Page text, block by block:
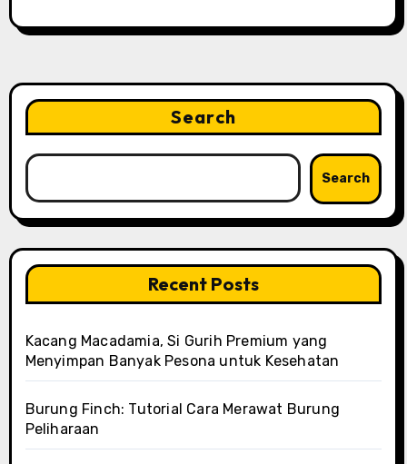
Search
Search
Recent Posts
Kacang Macadamia, Si Gurih Premium yang
Menyimpan Banyak Pesona untuk Kesehatan
Burung Finch: Tutorial Cara Merawat Burung
Peliharaan